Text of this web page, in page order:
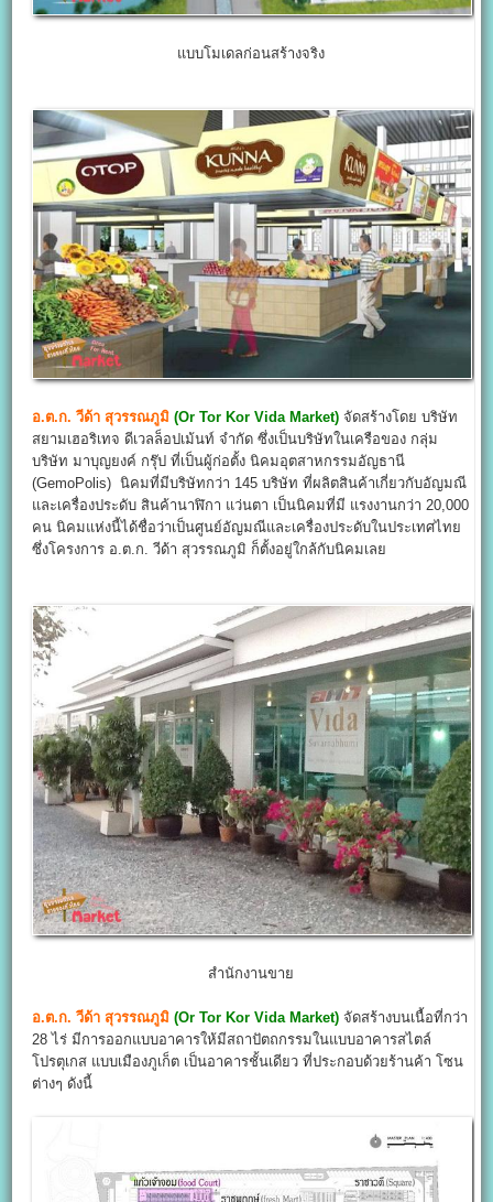
แบบโมเดลก่อนสร้างจริง
อ.ต.ก. วีด้า สุวรรณภูมิ (Or Tor Kor Vida Market) จัดสร้างโดย บริษัท
สยามเฮอริเทจ ดีเวลล็อปเม้นท์ จำกัด ซึ่งเป็นบริษัทในเครือของ กลุ่ม
บริษัท มาบุญยงค์ กรุ๊ป ที่เป็นผู้ก่อตั้ง นิคมอุตสาหกรรมอัญธานี
(GemoPolis) นิคมที่มีบริษัทกว่า 145 บริษัท ที่ผลิตสินค้าเกี่ยวกับอัญมณี
และเครื่องประดับ สินค้านาฬิกา แว่นตา เป็นนิคมที่มี แรงงานกว่า 20,000
คน นิคมแห่งนี้ได้ชื่อว่าเป็นศูนย์อัญมณีและเครื่องประดับในประเทศไทย
ซึ่งโครงการ อ.ต.ก. วีด้า สุวรรณภูมิ ก็ตั้งอยู่ใกล้กับนิคมเลย
สำนักงานขาย
อ.ต.ก. วีด้า สุวรรณภูมิ (Or Tor Kor Vida Market) จัดสร้างบนเนื้อที่กว่า
28 ไร่ มีการออกแบบอาคารให้มีสถาปัตถกรรมในแบบอาคารสไตล์
โปรตุเกส แบบเมืองภูเก็ต เป็นอาคารชั้นเดียว ที่ประกอบด้วยร้านค้า โซน
ต่างๆ ดังนี้